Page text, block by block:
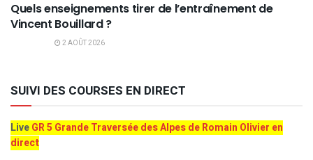
Quels enseignements tirer de l’entraînement de
Vincent Bouillard ?
2 AOÛT 2026
SUIVI DES COURSES EN DIRECT
LiveGR 5 Grande Traversée des Alpes de Romain Olivier en
direct